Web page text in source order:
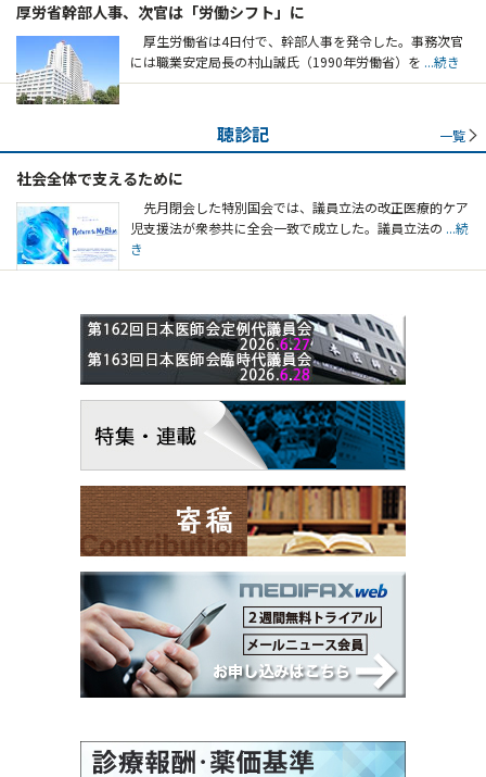
厚労省幹部人事、次官は「労働シフト」に
厚生労働省は4日付で、幹部人事を発令した。事務次官
には職業安定局長の村山誠氏（1990年労働省）を ...続き
聴診記 一覧
社会全体で支えるために
先月閉会した特別国会では、議員立法の改正医療的ケア
児支援法が衆参共に全会一致で成立した。議員立法の ...続
き